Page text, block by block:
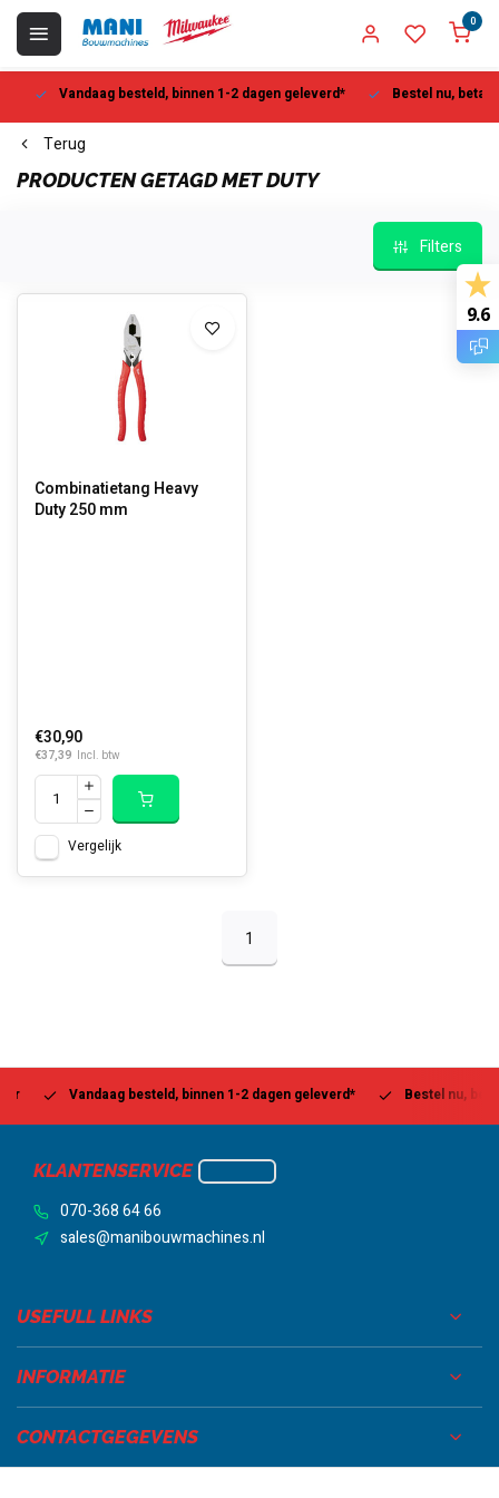
0
Vandaag besteld, binnen 1-2 dagen geleverd* Bestel nu, betaal
Terug
PRODUCTEN GETAGD MET DUTY
Filters
Combinatietang Heavy
Duty 250 mm
€30,90
€37,39 Incl. btw
Vergelijk
1
Vandaag besteld, binnen 1-2 dagen geleverd* Bestel nu, betaal
KLANTENSERVICE
070-368 64 66
sales@manibouwmachines.nl
USEFULL LINKS
INFORMATIE
CONTACTGEGEVENS
9.6